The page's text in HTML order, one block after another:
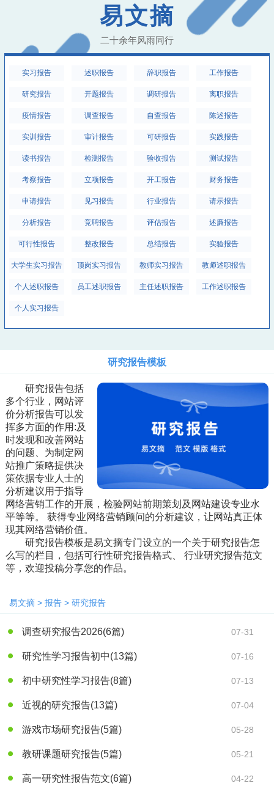
易文摘
二十余年风雨同行
实习报告 述职报告 辞职报告 工作报告
研究报告 开题报告 调研报告 离职报告
疫情报告 调查报告 自查报告 陈述报告
实训报告 审计报告 可研报告 实践报告
读书报告 检测报告 验收报告 测试报告
考察报告 立项报告 开工报告 财务报告
申请报告 见习报告 行业报告 请示报告
分析报告 竞聘报告 评估报告 述廉报告
可行性报告 整改报告 总结报告 实验报告
大学生实习报告 顶岗实习报告 教师实习报告 教师述职报告
个人述职报告 员工述职报告 主任述职报告 工作述职报告
个人实习报告
研究报告模板
研究报告包括
多个行业，网站评
价分析报告可以发
挥多方面的作用:及
时发现和改善网站
的问题、为制定网
站推广策略提供决
策依据专业人士的
分析建议用于指导
网络营销工作的开展，检验网站前期策划及网站建设专业水
平等等。 获得专业网络营销顾问的分析建议，让网站真正体
现其网络营销价值。
研究报告模板是易文摘专门设立的一个关于研究报告怎
么写的栏目，包括可行性研究报告格式、 行业研究报告范文
等，欢迎投稿分享您的作品。
易文摘 > 报告 > 研究报告
调查研究报告2026(6篇) 07-31
研究性学习报告初中(13篇) 07-16
初中研究性学习报告(8篇) 07-13
近视的研究报告(13篇) 07-04
游戏市场研究报告(5篇) 05-28
教研课题研究报告(5篇) 05-21
高一研究性报告范文(6篇) 04-22